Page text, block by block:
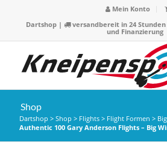
Mein Konto
Dartshop| versandbereit in 24
und Finanzierung
Shop
Dartshop > Shop > Flights> Flight Formen >
Authentic 100 Gary Anderson Flights – Big